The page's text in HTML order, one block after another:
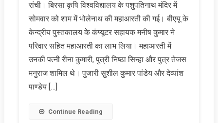
रांची। बिरसा कृषि विश्वविद्यालय के पशुपतिनाथ मंदिर में
सोमवार को शाम में भोलेनाथ की महाआरती की गई। बीएयू के
केन्द्रीय पुस्तकालय के कंप्‍यूटर सहायक मनीष कुमार ने
परिवार सहित महाआरती का लाभ लिया। महाआरती में
उनकी पत्नी रीना कुमारी, पुत्री निष्ठा सिन्हा और पुत्र तेजस
मनुराज शामिल थे। पुजारी सुशील कुमार पांडेय और देव्यांश
पाण्डेय […]
Continue Reading